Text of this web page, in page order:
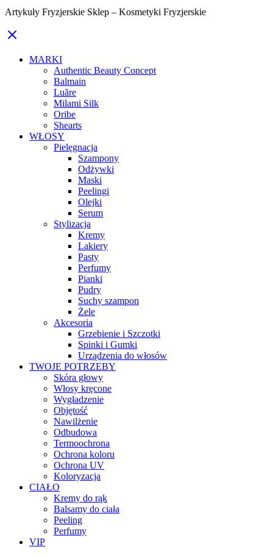
Artykuły Fryzjerskie Sklep – Kosmetyki Fryzjerskie
MARKI
Authentic Beauty Concept
Balmain
Luãre
Milami Silk
Oribe
Shearts
WŁOSY
Pielęgnacja
Szampony
Odżywki
Maski
Peelingi
Olejki
Serum
Stylizacja
Kremy
Lakiery
Pasty
Perfumy
Pianki
Pudry
Suchy szampon
Żele
Akcesoria
Grzebienie i Szczotki
Spinki i Gumki
Urządzenia do włosów
TWOJE POTRZEBY
Skóra głowy
Włosy kręcone
Wygładzenie
Objętość
Nawilżenie
Odbudowa
Termoochrona
Ochrona koloru
Ochrona UV
Koloryzacja
CIAŁO
Kremy do rąk
Balsamy do ciała
Peeling
Perfumy
VIP